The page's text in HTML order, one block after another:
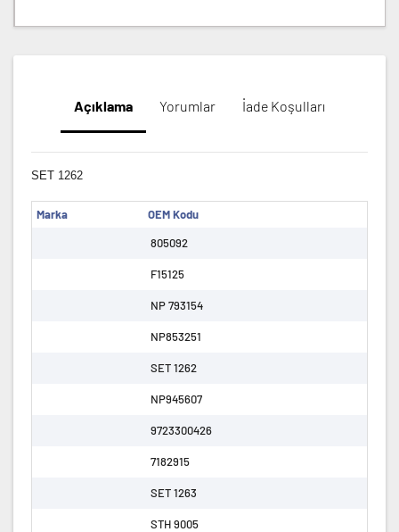
Açıklama Yorumlar İade Koşulları
SET 1262
Marka
OEM Kodu
805092
F15125
NP 793154
NP853251
SET 1262
NP945607
9723300426
7182915
SET 1263
STH 9005